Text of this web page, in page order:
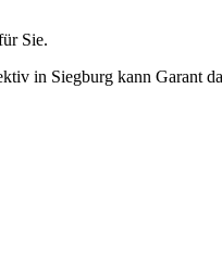
Sie.
in Siegburg kann Garant